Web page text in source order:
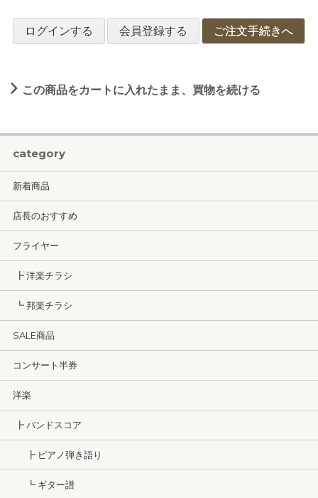
ログインする 会員登録する ご注文手続きへ
この商品をカートに入れたまま、買物を続ける
category
新着商品
店長のおすすめ
フライヤー
┣ 洋楽チラシ
┗ 邦楽チラシ
SALE商品
コンサート半券
洋楽
┣ バンドスコア
┣ ピアノ弾き語り
┗ ギター譜